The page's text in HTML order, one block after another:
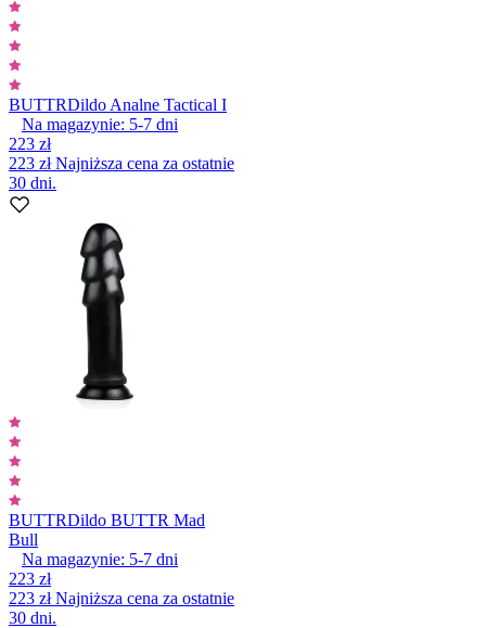
BUTTRDildo Analne Tactical I
Na magazynie: 5-7 dni
223 zł
223 złNajniższa cena za ostatnie
30 dni.
BUTTRDildo BUTTR Mad
Bull
Na magazynie: 5-7 dni
223 zł
223 złNajniższa cena za ostatnie
30 dni.